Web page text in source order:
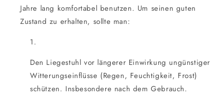
Jahre lang komfortabel benutzen. Um seinen guten
Zustand zu erhalten, sollte man:
Den Liegestuhl vor längerer Einwirkung ungünstiger
Witterungseinflüsse (Regen, Feuchtigkeit, Frost)
schützen. Insbesondere nach dem Gebrauch.